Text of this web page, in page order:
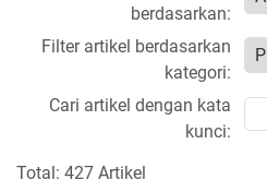
berdasarkan:
Filter artikel berdasarkan
kategori:
Cari artikel dengan kata
kunci:
Total: 427 Artikel